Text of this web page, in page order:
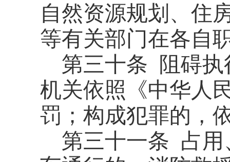
自然资源规划、住
等有关部门在各自
第三十条 阻碍
机关依照《中华人
罚；构成犯罪的，
第三十一条 占用